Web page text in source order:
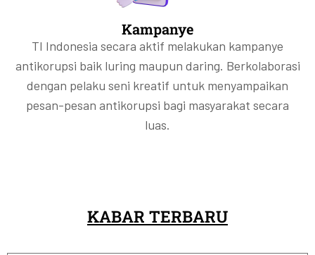
Kampanye
TI Indonesia secara aktif melakukan kampanye
antikorupsi baik luring maupun daring. Berkolaborasi
dengan pelaku seni kreatif untuk menyampaikan
pesan-pesan antikorupsi bagi masyarakat secara
luas.
KABAR TERBARU